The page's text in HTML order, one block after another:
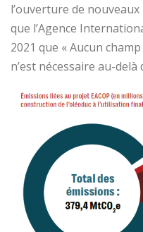
l’ouverture de
que l’Agence
2021 que « Aucun
n’est nécessaire au-